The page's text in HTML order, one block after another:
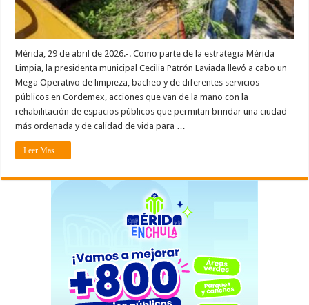
Mérida, 29 de abril de 2026.-. Como parte de la estrategia Mérida
Limpia, la presidenta municipal Cecilia Patrón Laviada llevó a cabo un
Mega Operativo de limpieza, bacheo y de diferentes servicios
públicos en Cordemex, acciones que van de la mano con la
rehabilitación de espacios públicos que permitan brindar una ciudad
más ordenada y de calidad de vida para …
Leer Mas ...